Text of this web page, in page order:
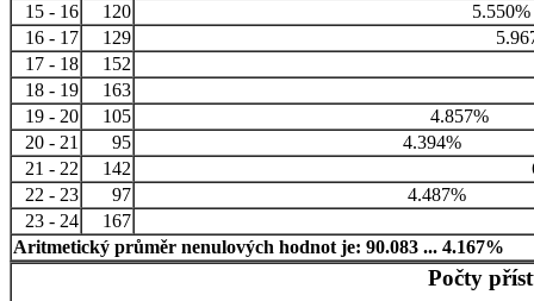
15 - 16
120
5.550%
16 - 17
129
17 - 18
152
18 - 19
163
19 - 20
105
4.857%
20 - 21
95
4.394%
21 - 22
142
22 - 23
97
4.487%
23 - 24
167
Aritmetický průměr nenulových hodnot je: 90.083 ... 4.167%
Počty